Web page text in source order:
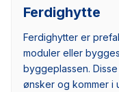
Ferdighytte
Ferdighytter er
moduler eller
byggeplassen.
ønsker og kommer i